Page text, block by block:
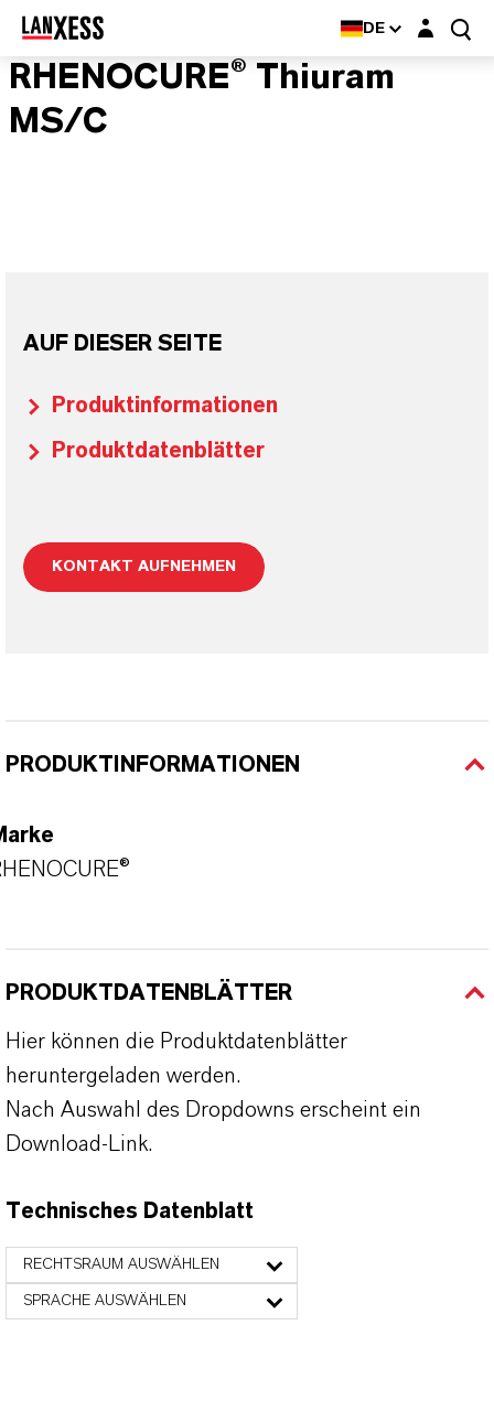
DE Login-Maske
RHENOCURE® Thiuram
MS/C
AUF DIESER SEITE
Produktinformationen
Produktdatenblätter
KONTAKT AUFNEHMEN
PRODUKTINFORMATIONEN
PRODUKTDATENBLÄTTER
Hier können die Produktdatenblätter
heruntergeladen werden.
Nach Auswahl des Dropdowns erscheint ein
Download-Link.
Technisches Datenblatt
RECHTSRAUM AUSWÄHLEN
SPRACHE AUSWÄHLEN